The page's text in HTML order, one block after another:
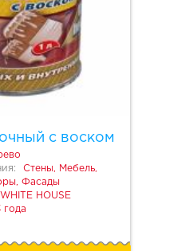
с воском
Стены, Мебель,
Фасады
WHITE HOUSE
года